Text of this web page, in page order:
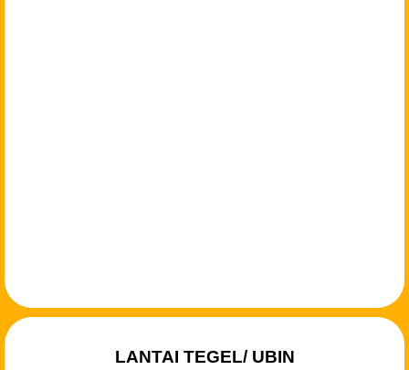
LANTAI TEGEL/ UBIN